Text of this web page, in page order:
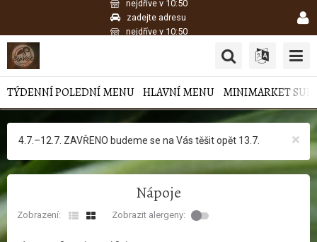
nejdříve v 10:50
zadejte adresu
nejdříve v 10:50
TÝDENNÍ POLEDNÍ MENU HLAVNÍ MENU MINIMARKET
×
4.7.–12.7. ZAVŘENO budeme se na Vás těšit opět 13.7.
Nápoje
Zobrazení: Zobrazit alergeny: